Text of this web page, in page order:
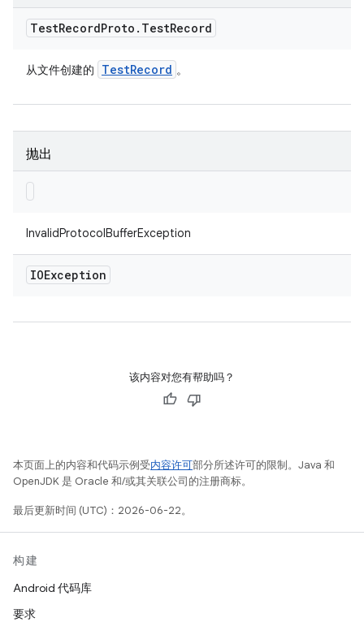
TestRecordProto . TestRecord
从文件创建的 TestRecord 。
抛出
InvalidProtocolBufferException
IOException
该内容对您有帮助吗？
本页面上的内容和代码示例受内容许可部分所述许可的限制。Java 和
OpenJDK 是 Oracle 和/或其关联公司的注册商标。
最后更新时间 (UTC)：2026-06-22。
构建
Android 代码库
要求